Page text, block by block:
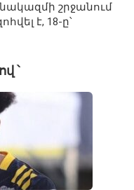
շրջանում
է, 18-ը՝
՝